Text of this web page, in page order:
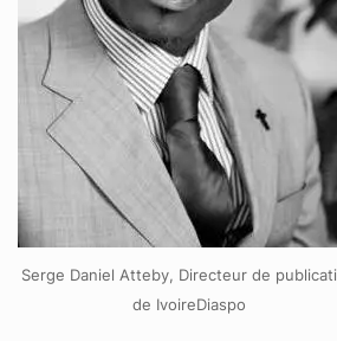
Serge Daniel Atteby, Directeur de
de IvoireDiaspo